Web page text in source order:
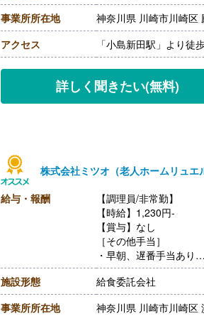
事業所所在地
神奈川県 川崎市川崎区
アクセス
「小島新田駅」より徒
詳しく聞きたい(無料)
株式会社ミツオ（老人ホームリュ
給与・報酬
【調理員/非常勤】
【時給】1,230円-
【賞与】なし
［その他手当］
・早朝、遅番手当あり
【通勤手当】あり（上
【昇給】なし
【退職金】なし
施設形態
給食委託会社
事業所所在地
神奈川県 川崎市川崎区